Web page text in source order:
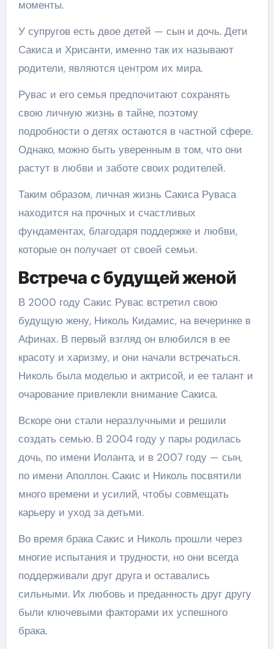
моменты.
У супругов есть двое детей — сын и дочь. Дети
Сакиса и Хрисанти, именно так их называют
родители, являются центром их мира.
Рувас и его семья предпочитают сохранять
свою личную жизнь в тайне, поэтому
подробности о детях остаются в частной сфере.
Однако, можно быть уверенным в том, что они
растут в любви и заботе своих родителей.
Таким образом, личная жизнь Сакиса Руваса
находится на прочных и счастливых
фундаментах, благодаря поддержке и любви,
которые он получает от своей семьи.
Встреча с будущей женой
В 2000 году Сакис Рувас встретил свою
будущую жену, Николь Кидамис, на вечеринке в
Афинах. В первый взгляд он влюбился в ее
красоту и харизму, и они начали встречаться.
Николь была моделью и актрисой, и ее талант и
очарование привлекли внимание Сакиса.
Вскоре они стали неразлучными и решили
создать семью. В 2004 году у пары родилась
дочь, по имени Иоланта, и в 2007 году — сын,
по имени Аполлон. Сакис и Николь посвятили
много времени и усилий, чтобы совмещать
карьеру и уход за детьми.
Во время брака Сакис и Николь прошли через
многие испытания и трудности, но они всегда
поддерживали друг друга и оставались
сильными. Их любовь и преданность друг другу
были ключевыми факторами их успешного
брака.